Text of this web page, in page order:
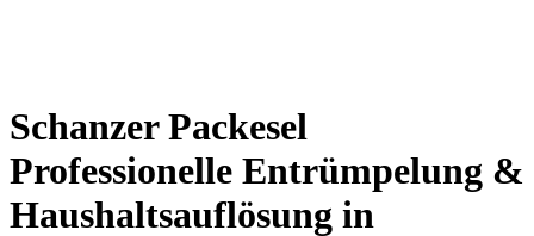
Schanzer Packesel
Professionelle Entrümpelung &
Haushaltsauflösung in